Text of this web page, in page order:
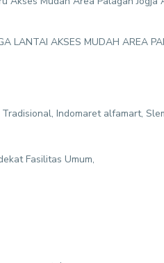
LANTAI AKSES MUDAH AREA
Indomaret alfamart,
Fasilitas Umum,